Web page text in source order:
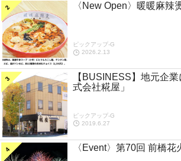
〈New Open〉暖暖麻辣
ピックアップ-G
2026.2.13
【BUSINESS】地元企
式会社糀屋」
ピックアップ-G
2019.6.27
〈Event〉第70回 前橋花